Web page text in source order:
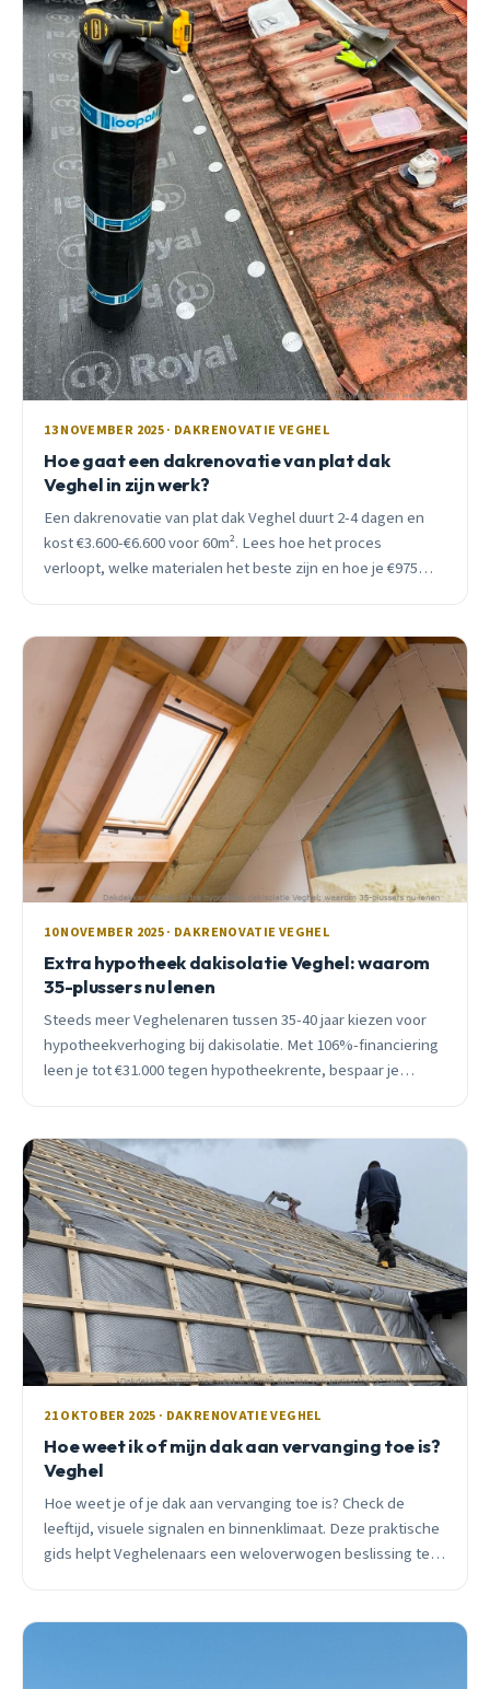
13 NOVEMBER 2025 · DAKRENOVATIE VEGHEL
Hoe gaat een dakrenovatie van plat dak
Veghel in zijn werk?
Een dakrenovatie van plat dak Veghel duurt 2-4 dagen en
kost €3.600-€6.600 voor 60m². Lees hoe het proces
verloopt, welke materialen het beste zijn en hoe je €975
10 NOVEMBER 2025 · DAKRENOVATIE VEGHEL
Extra hypotheek dakisolatie Veghel: waarom
35-plussers nu lenen
Steeds meer Veghelenaren tussen 35-40 jaar kiezen voor
hypotheekverhoging bij dakisolatie. Met 106%-financiering
leen je tot €31.000 tegen hypotheekrente, bespaar je
21 OKTOBER 2025 · DAKRENOVATIE VEGHEL
Hoe weet ik of mijn dak aan vervanging toe is?
Veghel
Hoe weet je of je dak aan vervanging toe is? Check de
leeftijd, visuele signalen en binnenklimaat. Deze praktische
gids helpt Veghelenaars een weloverwogen beslissing te